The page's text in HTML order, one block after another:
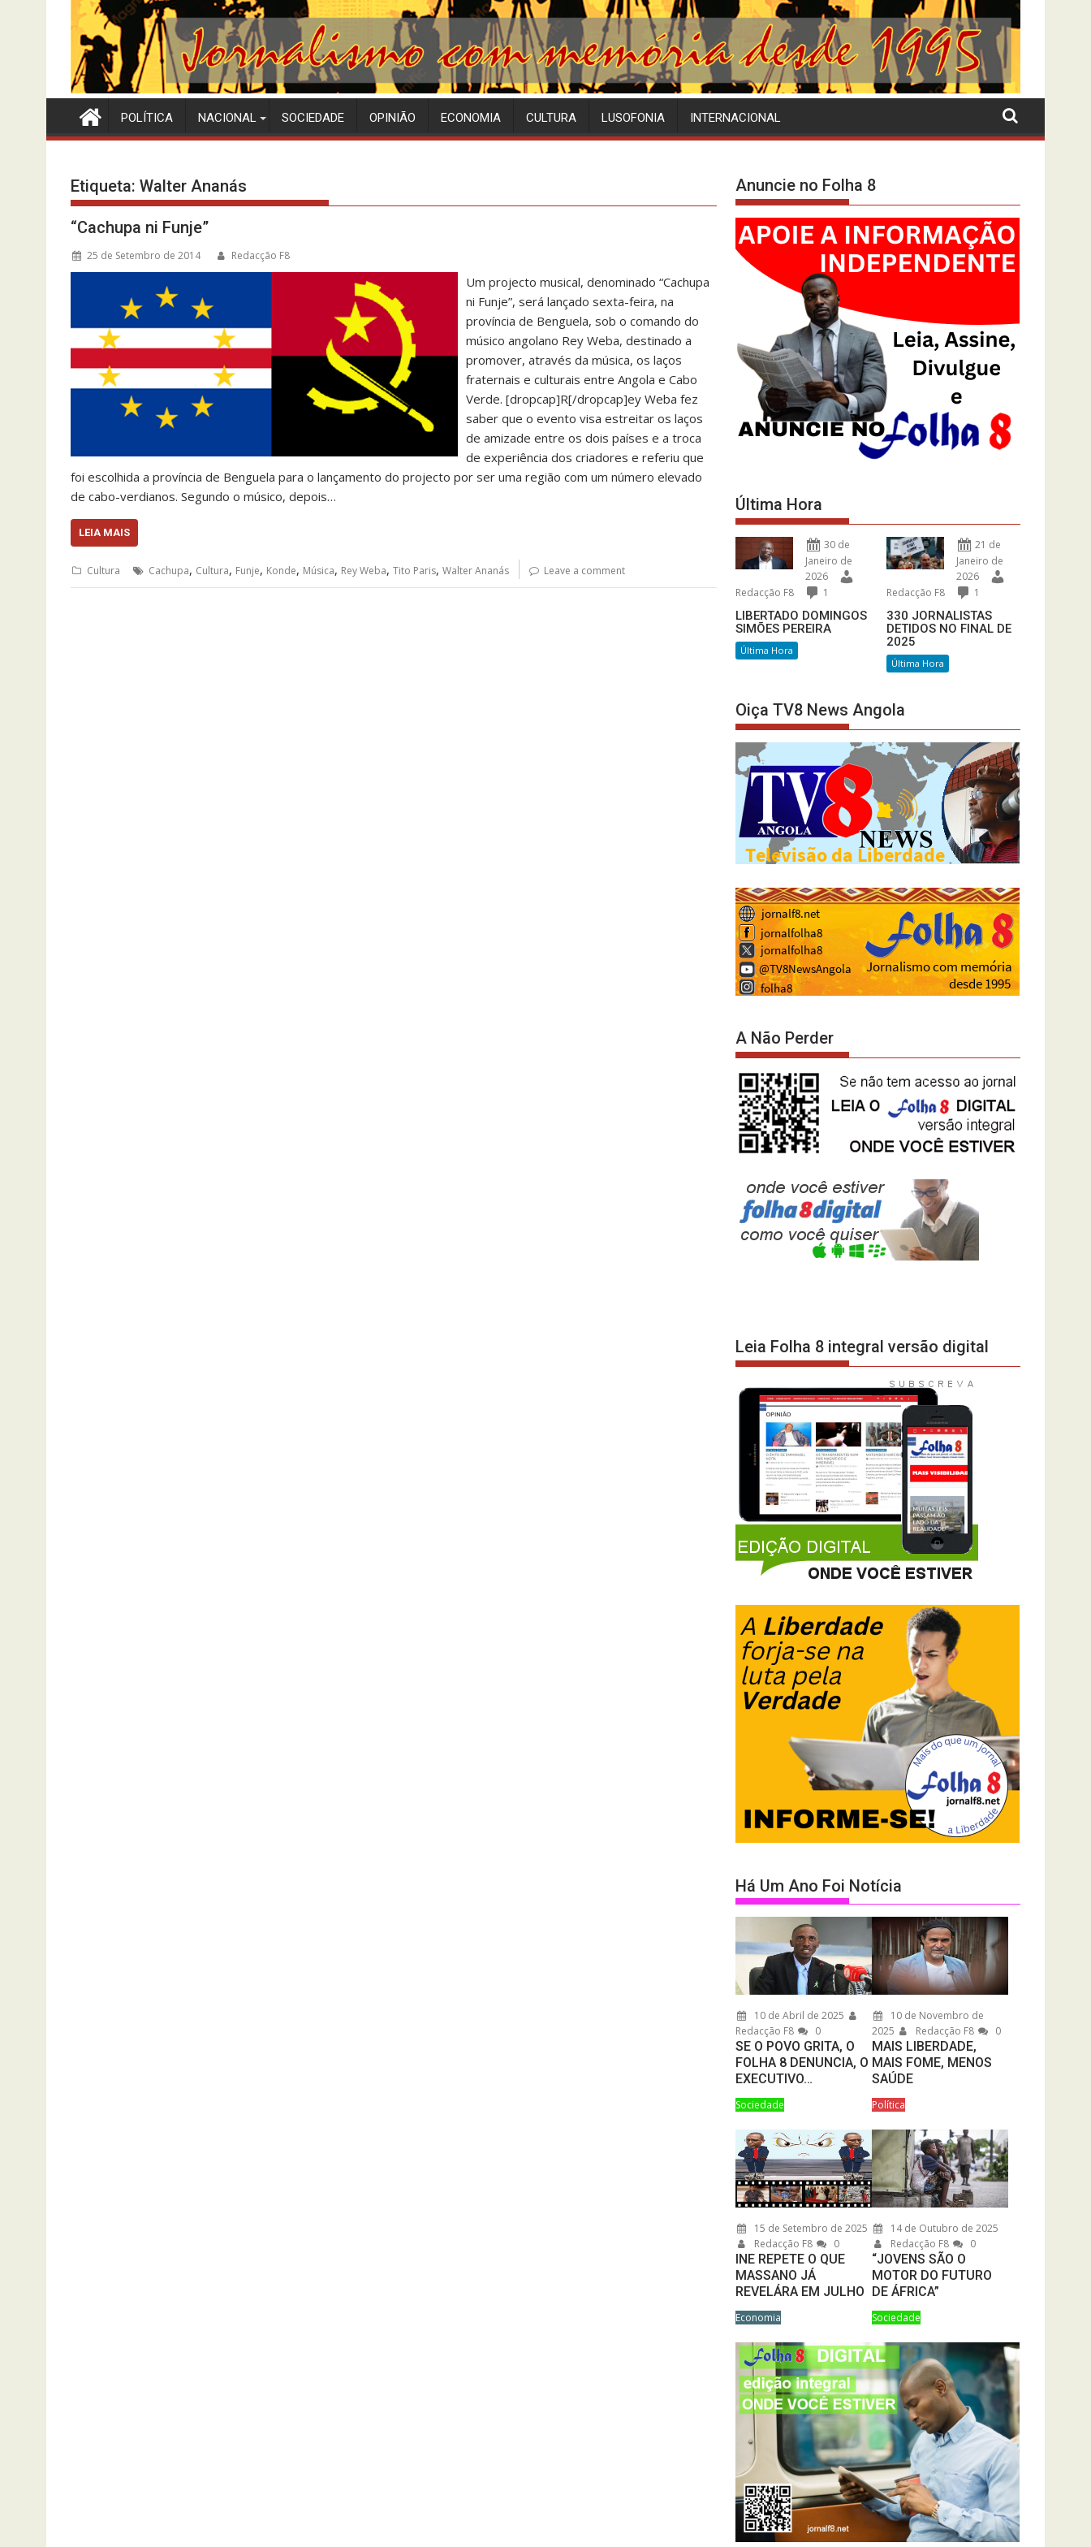
POLÍTICA NACIONAL SOCIEDADE OPINIÃO ECONOMIA CULTURA LUSOFONIA INTERNACIONAL
Etiqueta: Walter Ananás
“Cachupa ni Funje”
25 de Setembro de 2014 Redacção F8
Um projecto musical, denominado “Cachupa
ni Funje”, será lançado sexta-feira, na
província de Benguela, sob o comando do
músico angolano Rey Weba, destinado a
promover, através da música, os laços
fraternais e culturais entre Angola e Cabo
Verde. [dropcap]R[/dropcap]ey Weba fez
saber que o evento visa estreitar os laços
de amizade entre os dois países e a troca
de experiência dos criadores e referiu que
foi escolhida a província de Benguela para o lançamento do projecto por ser uma região com um número elevado
de cabo-verdianos. Segundo o músico, depois…
LEIA MAIS
Cultura Cachupa, Cultura, Funje, Konde, Música, Rey Weba, Tito Paris, Walter Ananás Leave a comment
Anuncie no Folha 8
Última Hora
30 de
Janeiro de
2026
Redacção F8
1
LIBERTADO DOMINGOS
SIMÕES PEREIRA
Última Hora
21 de
Janeiro de
2026
Redacção F8
1
330 JORNALISTAS
DETIDOS NO FINAL DE
2025
Última Hora
Oiça TV8 News Angola
A Não Perder
Leia Folha 8 integral versão digital
Há Um Ano Foi Notícia
10 de Abril de 2025
Redacção F8
0
SE O POVO GRITA, O
FOLHA 8 DENUNCIA, O
EXECUTIVO…
Sociedade
10 de Novembro de
2025
Redacção F8 0
MAIS LIBERDADE,
MAIS FOME, MENOS
SAÚDE
Política
15 de Setembro de 2025
Redacção F8
0
INE REPETE O QUE
MASSANO JÁ
REVELÁRA EM JULHO
Economia
14 de Outubro de 2025
Redacção F8
0
“JOVENS SÃO O
MOTOR DO FUTURO
DE ÁFRICA”
Sociedade